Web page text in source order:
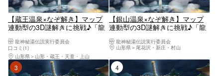
【蔵王温泉×なぞ解き】マップ
連動型の3D謎解きに挑戦♪「龍
龍神秘湯伝説実行委員会
口コミ(1)
山形県
山形・蔵王・天童・上山
【銀山温泉×なぞ解き】マップ
連動型の3D謎解きに挑戦♪「龍
龍神秘湯伝説実行委員会
山形県
尾花沢・新庄・村山